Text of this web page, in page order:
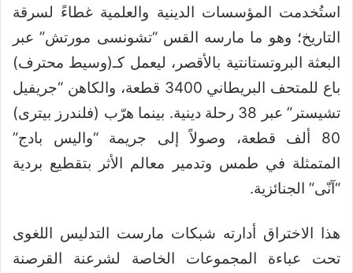
استُخدمت المؤسسات الدينية والعلمية غطاءً لسرقة
التاريخ؛ وهو ما مارسه القس “تشونسى مورتش” عبر
البعثة البروتستانتية بالأقصر، ليعمل كـ(وسيط محترف)
باع للمتحف البريطاني 3400 قطعة، والكاهن “جريفيل
تشيستر” عبر 38 رحلة دينية. بينما هرّب (فلندرز بيترى)
80 ألف قطعة، وصولاً إلى جريمة “واليس بادج”
المتمثلة في طمس وتدمير معالم الأثر بتقطيع بردية
“آنّى” الجنائزية.
هذا الاختراق أدارته شبكات مارست التدليس اللغوى
تحت عباءة المجموعات الخاصة لشرعنة القرصنة